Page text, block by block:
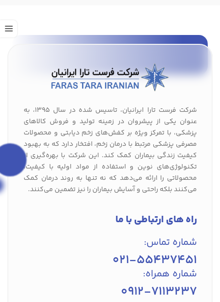
شرکت فرست تارا ایرانیان، تاسیس شده در سال 1395، به
عنوان یکی از پیشروان در زمینه تولید و فروش کالاهای
پزشکی، با تمرکز ویژه بر کفش‌های زخم دیابتی و محصولات
مصرفی پزشکی مرتبط با درمان زخم، افتخار دارد که به بهبود
کیفیت زندگی بیماران کمک کند. این شرکت با بهره‌گیری از
تکنولوژی‌های نوین و استفاده از مواد اولیه با کیفیت،
محصولاتی را ارائه می‌دهد که نه تنها به روند درمان کمک
می‌کنند بلکه راحتی و آسایش بیماران را نیز تضمین می‌کنند.
راه های ارتباطی با ما
شماره تماس:
021-55437451
شماره همراه:
0912-7113237